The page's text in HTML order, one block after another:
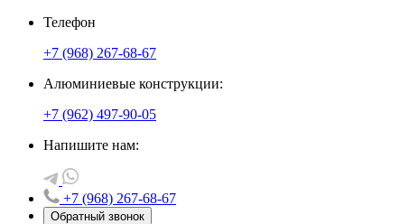
Телефон
+7 (968) 267-68-67
Алюминиевые конструкции:
+7 (962) 497-90-05
Напишите нам:
+7 (968) 267-68-67
Обратный звонок